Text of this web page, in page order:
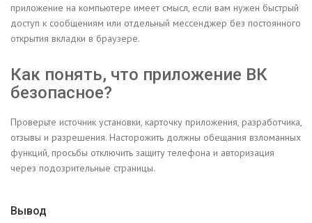
приложение на компьютере имеет смысл, если вам нужен быстрый
доступ к сообщениям или отдельный мессенджер без постоянного
открытия вкладки в браузере.
Как понять, что приложение ВК
безопасное?
Проверьте источник установки, карточку приложения, разработчика,
отзывы и разрешения. Насторожить должны обещания взломанных
функций, просьбы отключить защиту телефона и авторизация
через подозрительные страницы.
Вывод